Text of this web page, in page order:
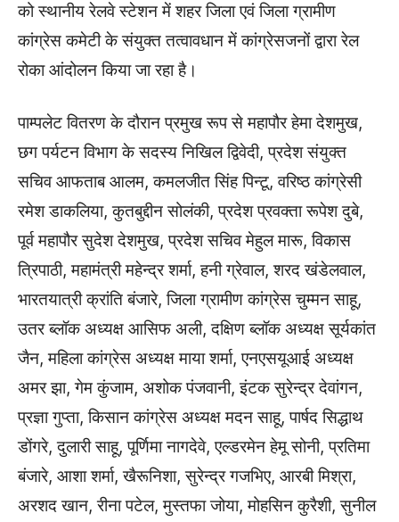
को स्थानीय रेलवे स्टेशन में शहर जिला एवं जिला ग्रामीण
कांग्रेस कमेटी के संयुक्त तत्वावधान में कांग्रेसजनों द्वारा रेल
रोका आंदोलन किया जा रहा है।
पाम्पलेट वितरण के दौरान प्रमुख रूप से महापौर हेमा देशमुख,
छग पर्यटन विभाग के सदस्य निखिल द्विवेदी, प्रदेश संयुक्त
सचिव आफताब आलम, कमलजीत सिंह पिन्टू, वरिष्ठ कांग्रेसी
रमेश डाकलिया, कुतबुद्दीन सोलंकी, प्रदेश प्रवक्ता रूपेश दुबे,
पूर्व महापौर सुदेश देशमुख, प्रदेश सचिव मेहुल मारू, विकास
त्रिपाठी, महामंत्री महेन्द्र शर्मा, हनी ग्रेवाल, शरद खंडेलवाल,
भारतयात्री क्रांति बंजारे, जिला ग्रामीण कांग्रेस चुम्मन साहू,
उतर ब्लॉक अध्यक्ष आसिफ अली, दक्षिण ब्लॉक अध्यक्ष सूर्यकांत
जैन, महिला कांग्रेस अध्यक्ष माया शर्मा, एनएसयूआई अध्यक्ष
अमर झा, गेम कुंजाम, अशोक पंजवानी, इंटक सुरेन्द्र देवांगन,
प्रज्ञा गुप्ता, किसान कांग्रेस अध्यक्ष मदन साहू, पार्षद सिद्धाथ
डोंगरे, दुलारी साहू, पूर्णिमा नागदेवे, एल्डरमेन हेमू सोनी, प्रतिमा
बंजारे, आशा शर्मा, खैरूनिशा, सुरेन्द्र गजभिए, आरबी मिश्रा,
अरशद खान, रीना पटेल, मुस्तफा जोया, मोहसिन कुरैशी, सुनील